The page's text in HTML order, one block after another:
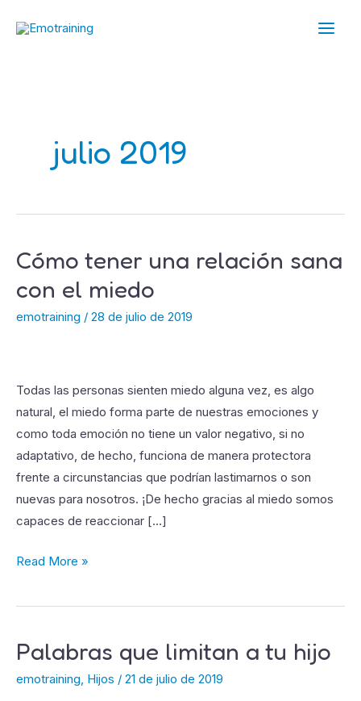
julio 2019
Cómo tener una relación sana
con el miedo
emotraining / 28 de julio de 2019
Todas las personas sienten miedo alguna vez, es algo
natural, el miedo forma parte de nuestras emociones y
como toda emoción no tiene un valor negativo, si no
adaptativo, de hecho, funciona de manera protectora
frente a circunstancias que podrían lastimarnos o son
nuevas para nosotros. ¡De hecho gracias al miedo somos
capaces de reaccionar […]
Cómo
una
relación
el
miedo
Read More »
Palabras que limitan a tu hijo
emotraining, Hijos / 21 de julio de 2019
Palabras